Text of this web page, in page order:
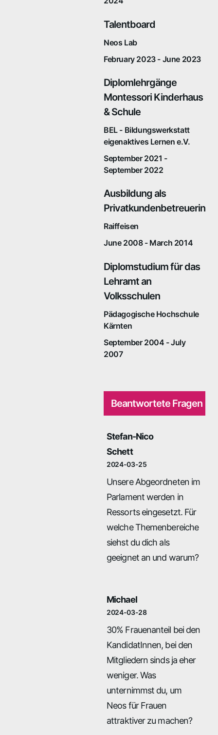
Talentboard
Neos Lab
February 2023 - June 2023
Diplomlehrgänge
Montessori Kinderhaus
& Schule
BEL - Bildungswerkstatt
eigenaktives Lernen e.V.
September 2021 -
September 2022
Ausbildung als
Privatkundenbetreuerin
Raiffeisen
June 2008 - March 2014
Diplomstudium für das
Lehramt an
Volksschulen
Pädagogische Hochschule
Kärnten
September 2004 - July
2007
Beantwortete Fragen
Stefan-Nico
Schett
2024-03-25
Unsere Abgeordneten im
Parlament werden in
Ressorts eingesetzt. Für
welche Themenbereiche
siehst du dich als
geeignet an und warum?
Michael
2024-03-28
30% Frauenanteil bei den
KandidatInnen, bei den
Mitgliedern sinds ja eher
weniger. Was
unternimmst du, um
Neos für Frauen
attraktiver zu machen?